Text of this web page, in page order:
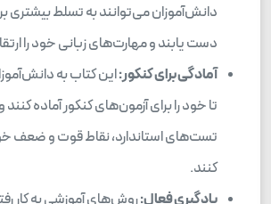
دانش‌آموزان می‌توانند به تسلط بیشتری
دست یابند و مهارت‌های زبانی خود را
آمادگی برای کنکور:این کتاب به
تا خود را برای آزمون‌های کنکور آماده کنند
تست‌های استاندارد، نقاط قوت و ضعف
کنند.
یادگیری فعال:روش‌های آموزشی به کار